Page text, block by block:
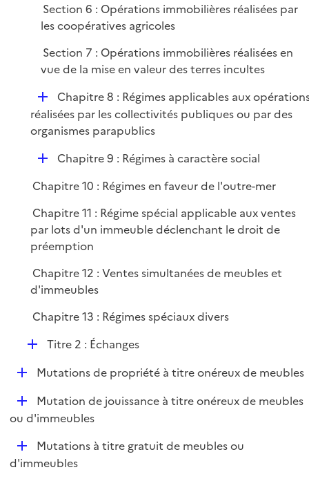
Section 6 : Opérations immobilières réalisées par
les coopératives agricoles
Section 7 : Opérations immobilières réalisées en
vue de la mise en valeur des terres incultes
D
é
p
r
Chapitre 8 : Régimes applicables aux
réalisées par les collectivités publiques ou par des
organismes parapublics
D
p
l
i
e
Chapitre 9 : Régimes à caractère social
Chapitre 10 : Régimes en faveur de l'outre-mer
Chapitre 11 : Régime spécial applicable aux ventes
par lots d'un immeuble déclenchant le droit de
préemption
Chapitre 12 : Ventes simultanées de meubles et
d'immeubles
Chapitre 13 : Régimes spéciaux divers
D
p
e
r
Titre 2 : Échanges
D
l
r
Mutations de propriété à titre onéreux de meubles
D
é
i
Mutation de jouissance à titre onéreux de meubles
ou d'immeubles
D
é
Mutations à titre gratuit de meubles ou
d'immeubles